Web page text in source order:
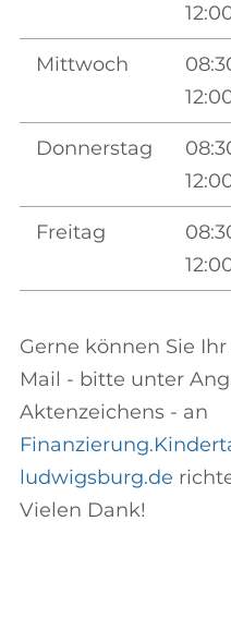
Mittwoch
Donnerstag
Freitag
Gerne können Sie
Mail - bitte unter
Aktenzeichens - an
ludwigsburg.de
Vielen Dank!